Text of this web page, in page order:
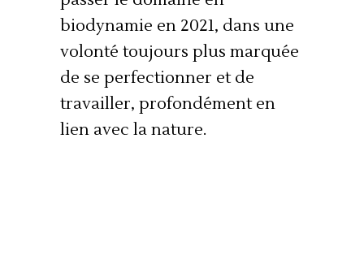
biodynamie en 2021, dans une
volonté toujours plus marquée
de se perfectionner et de
travailler, profondément en
lien avec la nature.